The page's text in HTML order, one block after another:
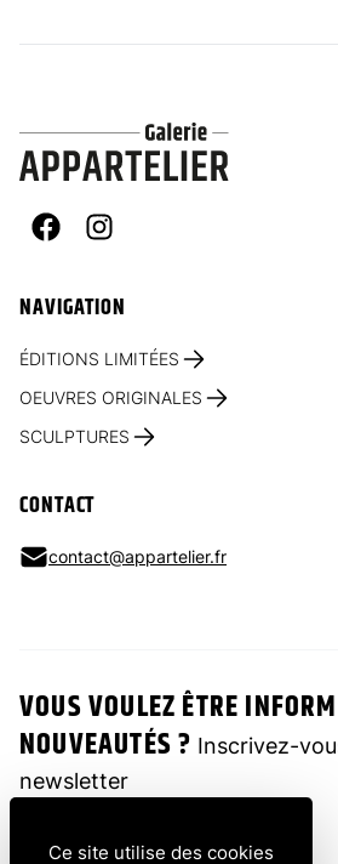
FacebookInstagram
NAVIGATION
ÉDITIONS LIMITÉES
OEUVRES ORIGINALES
SCULPTURES
CONTACT
contact@appartelier.fr
VOUS VOULEZ ÊTRE
NOUVEAUTÉS ? Inscrivez-
newsletter
Ce site utilise des cookies